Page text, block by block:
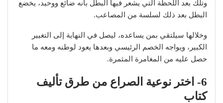
وتلك بعد اللحظة التي يشعر فيها البطل بأنه ضائع ووحيد، يخضع
البطل بعد ذلك لسلسة من المصاعب.
وخلالها سيلتقي بمن يساعده، ليصل في النهاية إلى التغيير
الكبير، ويواجه الخصم الرئيسي وبعدها يعود لوطنه ومعه ما
حصل عليه من المغامرة المثمرة.
6- اختر نوعية الصراع
من طرق تأليف
كتاب